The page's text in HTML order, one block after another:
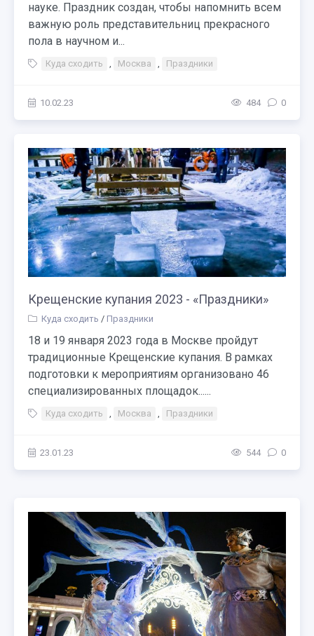
науке. Праздник создан, чтобы напомнить всем
важную роль представительниц прекрасного
пола в научном и...
Куда сходить , Москва , Праздники
10.02.23 484 0
Крещенские купания 2023 - «Праздники»
Куда сходить / Праздники
18 и 19 января 2023 года в Москве пройдут
традиционные Крещенские купания. В рамках
подготовки к мероприятиям организовано 46
специализированных площадок......
Куда сходить , Москва , Праздники
23.01.23 544 0